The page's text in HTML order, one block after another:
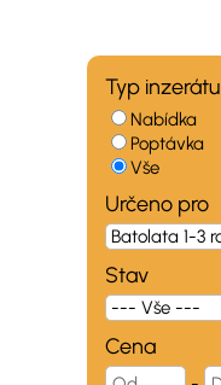
Typ inzerátu
Nabídka
Poptávka
Vše
Určeno pro
Stav
Cena